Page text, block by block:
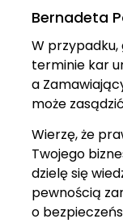
Bernadeta
W przypadku,
terminie kar
a
może
Wierzę, że
Twojego
dzielę się
pewnością
o